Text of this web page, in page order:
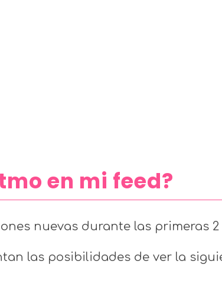
en mi feed?
nuevas durante las primeras 2
las posibilidades de ver la